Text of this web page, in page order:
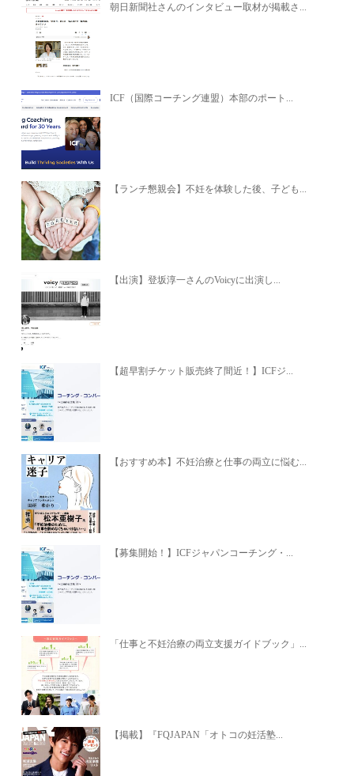
朝日新聞社さんのインタビュー取材が掲載さ...
ICF（国際コーチング連盟）本部のポート...
【ランチ懇親会】不妊を体験した後、子ども...
【出演】登坂淳一さんのVoicyに出演し...
【超早割チケット販売終了間近！】ICFジ...
【おすすめ本】不妊治療と仕事の両立に悩む...
【募集開始！】ICFジャパンコーチング・...
「仕事と不妊治療の両立支援ガイドブック」...
【掲載】『FQJAPAN「オトコの妊活塾...